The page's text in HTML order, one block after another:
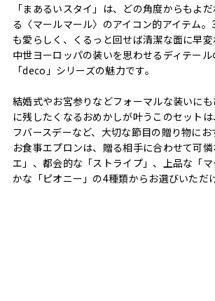
「まあるいスタイ」は、どの角度からもよ
る〈マールマール〉のアイコン的アイテム
も愛らしく、くるっと回せば清潔な面に早変
中世ヨーロッパの装いを思わせるディテー
「deco」シリーズの魅力です。
結婚式やお宮参りなどフォーマルな装いに
に残したくなるおめかしが叶うこのセット
フバースデーなど、大切な節目の贈り物にお
お食事エプロンは、贈る相手に合わせて可
エ」、都会的な「ストライプ」、上品な「
かな「ピオニー」の4種類からお選びいただ